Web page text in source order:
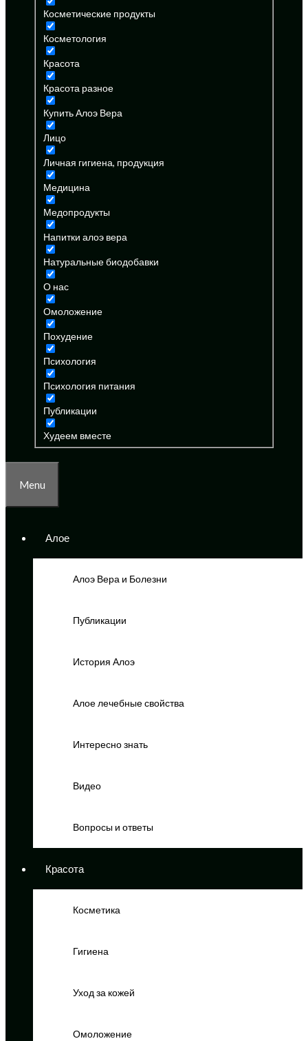
Косметические продукты
Косметология
Красота
Красота разное
Купить Алоэ Вера
Лицо
Личная гигиена, продукция
Медицина
Медопродукты
Напитки алоэ вера
Натуральные биодобавки
О нас
Омоложение
Похудение
Психология
Психология питания
Публикации
Худеем вместе
Menu
Алое
Алоэ Вера и Болезни
Публикации
История Алоэ
Алое лечебные свойства
Интересно знать
Видео
Вопросы и ответы
Красота
Косметика
Гигиена
Уход за кожей
Омоложение